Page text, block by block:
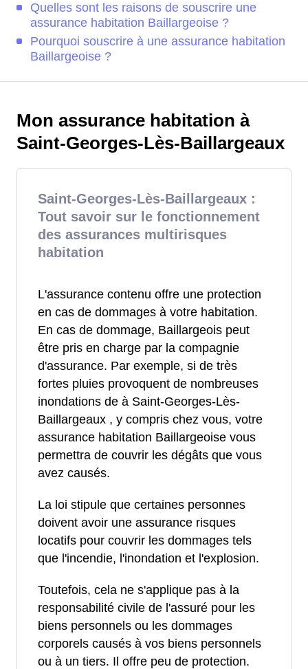
Quelles sont les raisons de souscrire une
assurance habitation Baillargeoise ?
Pourquoi souscrire à une assurance habitation
Baillargeoise ?
Mon assurance habitation à
Saint-Georges-Lès-Baillargeaux
Saint-Georges-Lès-Baillargeaux :
Tout savoir sur le fonctionnement
des assurances multirisques
habitation
L'assurance contenu offre une protection
en cas de dommages à votre habitation.
En cas de dommage, Baillargeois peut
être pris en charge par la compagnie
d'assurance. Par exemple, si de très
fortes pluies provoquent de nombreuses
inondations de à Saint-Georges-Lès-
Baillargeaux , y compris chez vous, votre
assurance habitation Baillargeoise vous
permettra de couvrir les dégâts que vous
avez causés.
La loi stipule que certaines personnes
doivent avoir une assurance risques
locatifs pour couvrir les dommages tels
que l'incendie, l'inondation et l'explosion.
Toutefois, cela ne s'applique pas à la
responsabilité civile de l'assuré pour les
biens personnels ou les dommages
corporels causés à vos biens personnels
ou à un tiers. Il offre peu de protection.